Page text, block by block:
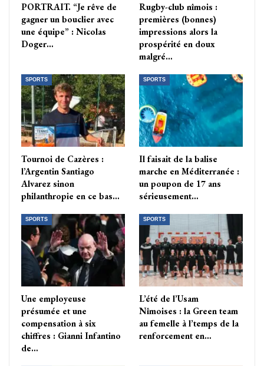
PORTRAIT. “Je rêve de
gagner un bouclier avec
une équipe” : Nicolas
Doger…
Rugby-club nîmois :
premières (bonnes)
impressions alors la
prospérité en doux
malgré…
SPORTS
Tournoi de Cazères :
l’Argentin Santiago
Alvarez sinon
philanthropie en ce bas…
SPORTS
Il faisait de la balise
marche en Méditerranée :
un poupon de 17 ans
sérieusement…
SPORTS
Une employeuse
présumée et une
compensation à six
chiffres : Gianni Infantino
de…
SPORTS
L’été de l’Usam
Nîmoises : la Green team
au femelle à l’temps de la
renforcement en…